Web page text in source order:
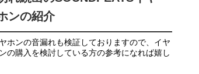
ンの紹介
ホンの音漏れも検証しておりますので、イヤ
の購入を検討している方の参考になれば嬉し